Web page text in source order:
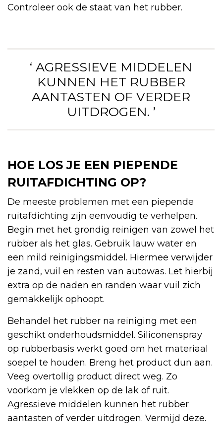
Controleer ook de staat van het rubber.
‘ AGRESSIEVE MIDDELEN
KUNNEN HET RUBBER
AANTASTEN OF VERDER
UITDROGEN. ’
HOE LOS JE EEN PIEPENDE
RUITAFDICHTING OP?
De meeste problemen met een piepende
ruitafdichting zijn eenvoudig te verhelpen.
Begin met het grondig reinigen van zowel het
rubber als het glas. Gebruik lauw water en
een mild reinigingsmiddel. Hiermee verwijder
je zand, vuil en resten van autowas. Let hierbij
extra op de naden en randen waar vuil zich
gemakkelijk ophoopt.
Behandel het rubber na reiniging met een
geschikt onderhoudsmiddel. Siliconenspray
op rubberbasis werkt goed om het materiaal
soepel te houden. Breng het product dun aan.
Veeg overtollig product direct weg. Zo
voorkom je vlekken op de lak of ruit.
Agressieve middelen kunnen het rubber
aantasten of verder uitdrogen. Vermijd deze.